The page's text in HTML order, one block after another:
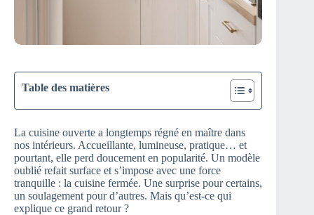
Table des matières
La cuisine ouverte a longtemps régné en maître dans
nos intérieurs. Accueillante, lumineuse, pratique… et
pourtant, elle perd doucement en popularité. Un modèle
oublié refait surface et s’impose avec une force
tranquille : la cuisine fermée. Une surprise pour certains,
un soulagement pour d’autres. Mais qu’est-ce qui
explique ce grand retour ?